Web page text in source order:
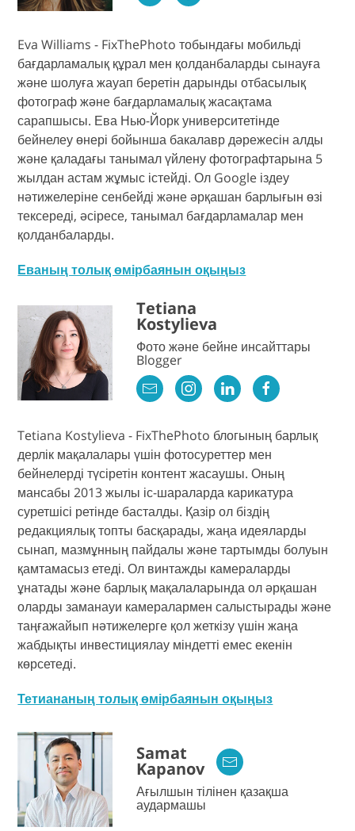
Eva Williams - FixThePhoto тобындағы мобильді
бағдарламалық құрал мен қолданбаларды сынауға
және шолуға жауап беретін дарынды отбасылық
фотограф және бағдарламалық жасақтама
сарапшысы. Ева Нью-Йорк университетінде
бейнелеу өнері бойынша бакалавр дәрежесін алды
және қаладағы танымал үйлену фотографтарына 5
жылдан астам жұмыс істейді. Ол Google іздеу
нәтижелеріне сенбейді және әрқашан барлығын өзі
тексереді, әсіресе, танымал бағдарламалар мен
қолданбаларды.
Еваның толық өмірбаянын оқыңыз
Tetiana
Kostylieva
Фото және бейне инсайттары
Blogger
Tetiana Kostylieva - FixThePhoto блогының барлық
дерлік мақалалары үшін фотосуреттер мен
бейнелерді түсіретін контент жасаушы. Оның
мансабы 2013 жылы іс-шараларда карикатура
суретшісі ретінде басталды. Қазір ол біздің
редакциялық топты басқарады, жаңа идеяларды
сынап, мазмұнның пайдалы және тартымды болуын
қамтамасыз етеді. Ол винтажды камераларды
ұнатады және барлық мақалаларында ол әрқашан
оларды заманауи камералармен салыстырады және
таңғажайып нәтижелерге қол жеткізу үшін жаңа
жабдықты инвестициялау міндетті емес екенін
көрсетеді.
Тетиананың толық өмірбаянын оқыңыз
Samat
Kapanov
Ағылшын тілінен қазақша
аудармашы